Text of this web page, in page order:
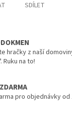
SDÍLET
hračky z naší
na to!
pro objednávky od